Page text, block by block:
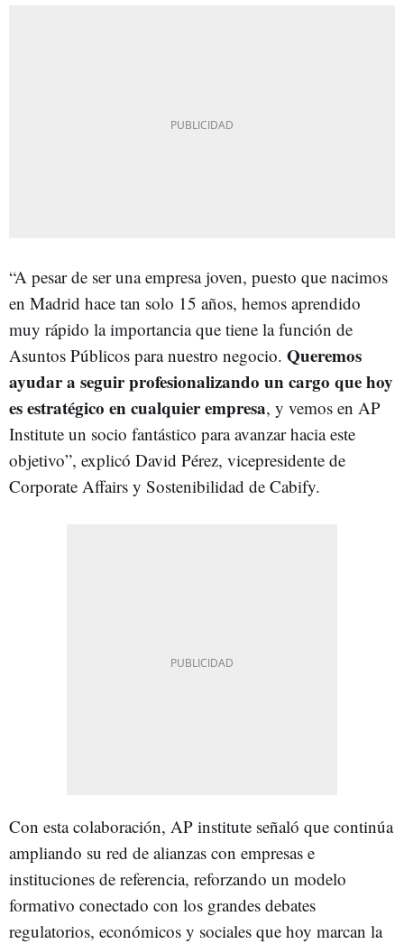
“A pesar de ser una empresa joven, puesto que nacimos
en Madrid hace tan solo 15 años, hemos aprendido
muy rápido la importancia que tiene la función de
Asuntos Públicos para nuestro negocio. Queremos
ayudar a seguir profesionalizando un cargo que hoy
es estratégico en cualquier empresa, y vemos en AP
Institute un socio fantástico para avanzar hacia este
objetivo”, explicó David Pérez, vicepresidente de
Corporate Affairs y Sostenibilidad de Cabify.
Con esta colaboración, AP institute señaló que continúa
ampliando su red de alianzas con empresas e
instituciones de referencia, reforzando un modelo
formativo conectado con los grandes debates
regulatorios, económicos y sociales que hoy marcan la